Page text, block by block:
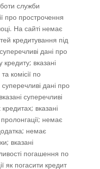
служби
про прострочення
На сайті немає
кредитування під
дані про
кредиту; вказані
комісії по
дані про
суперечливі
вказані
немає
немає
вказані
погашення по
як погасити кредит